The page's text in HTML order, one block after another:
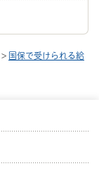
> 国保で受けられる給